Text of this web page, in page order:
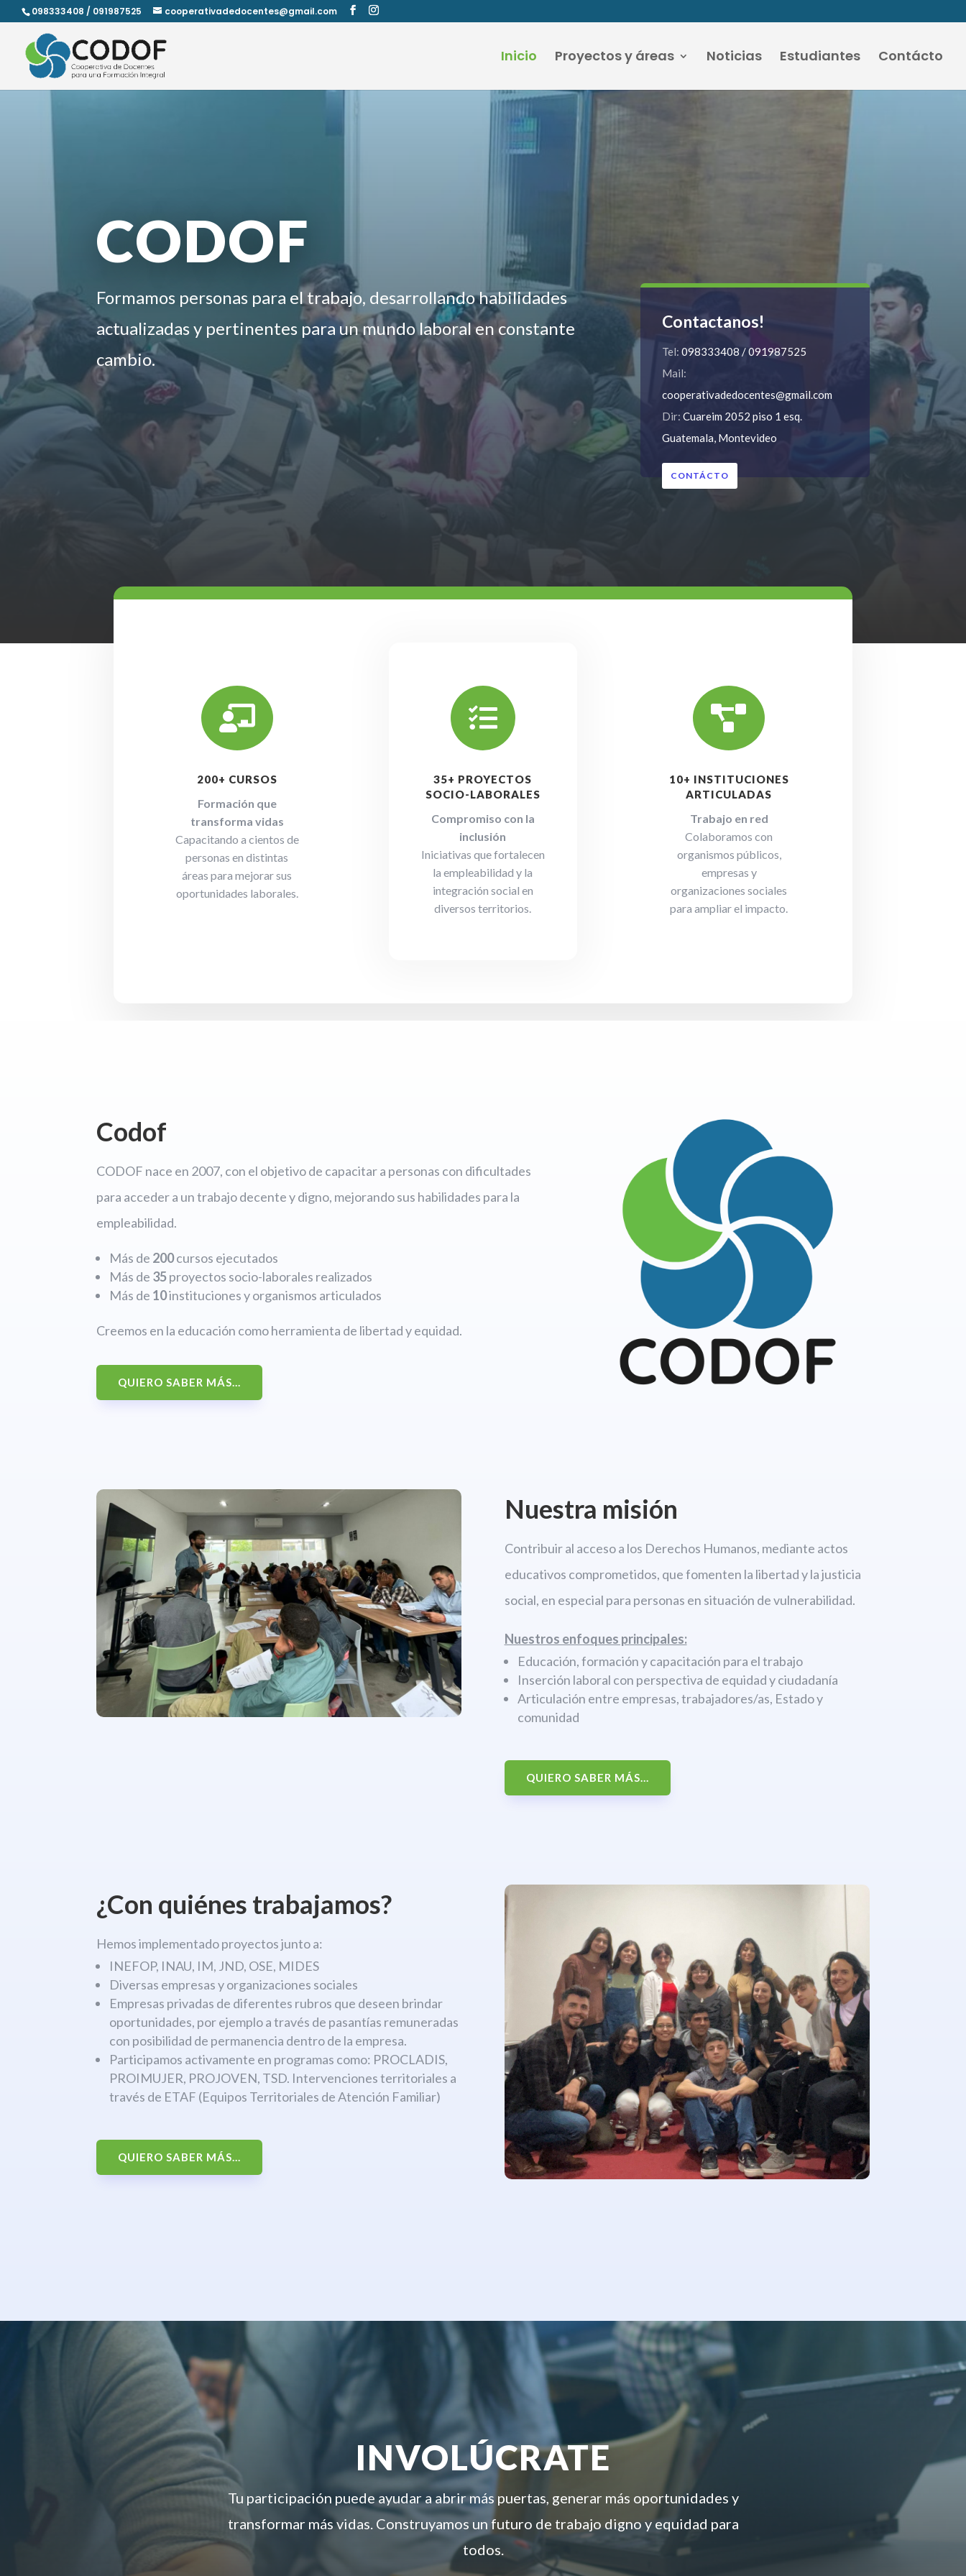
098333408 / 091987525 cooperativadedocentes@gmail.com
Inicio Proyectos y áreas Noticias Estudiantes Contácto
CODOF
Formamos personas para el trabajo, desarrollando habilidades
actualizadas y pertinentes para un mundo laboral en constante
cambio.
Contactanos!
Tel: 098333408 / 091987525
Mail:
cooperativadedocentes@gmail.com
Dir: Cuareim 2052 piso 1 esq.
Guatemala, Montevideo
CONTÁCTO

200+ CURSOS
Formación que
transforma vidas
Capacitando a cientos de
personas en distintas
áreas para mejorar sus
oportunidades laborales.

35+ PROYECTOS
SOCIO-LABORALES
Compromiso con la
inclusión
Iniciativas que fortalecen
la empleabilidad y la
integración social en
diversos territorios.

10+ INSTITUCIONES
ARTICULADAS
Trabajo en red
Colaboramos con
organismos públicos,
empresas y
organizaciones sociales
para ampliar el impacto.
Codof
CODOF nace en 2007, con el objetivo de capacitar a personas con dificultades
para acceder a un trabajo decente y digno, mejorando sus habilidades para la
empleabilidad.
Más de 200cursos ejecutados
Más de 35proyectos socio-laborales realizados
Más de 10instituciones y organismos articulados
Creemos en la educación como herramienta de libertad y equidad.
QUIERO SABER MÁS...
Nuestra misión
Contribuir al acceso a los Derechos Humanos, mediante actos
educativos comprometidos, que fomenten la libertady la justicia
social, en especial para personas en situación de vulnerabilidad.
Nuestros enfoques principales:
Educación, formación y capacitación para el trabajo
Inserción laboral con perspectiva de equidad y ciudadanía
Articulación entre empresas, trabajadores/as, Estado y
comunidad
QUIERO SABER MÁS...
¿Con quiénes trabajamos?
Hemos implementado proyectos junto a:
INEFOP, INAU, IM, JND, OSE, MIDES
Diversas empresas y organizaciones sociales
Empresas privadas de diferentes rubros que deseen brindar
oportunidades, por ejemplo a través de pasantías remuneradas
con posibilidad de permanencia dentro de la empresa.
Participamos activamente en programas como: PROCLADIS,
PROIMUJER, PROJOVEN, TSD. Intervenciones territoriales a
través de ETAF (Equipos Territoriales de Atención Familiar)
QUIERO SABER MÁS...
INVOLÚCRATE
Tu participación puede ayudar a abrir más puertas, generar más oportunidades y
transformar más vidas. Construyamos un futuro de trabajo digno y equidad para
todos.